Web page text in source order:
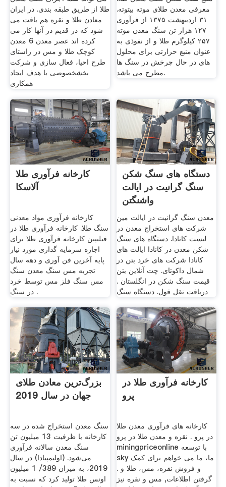
طلا از طریق طبقه بندی. در ایران
معادن طلا و نقره هم یافت می
شود که در قدیم در آنها کار می
کرده اند عصر معدن 6 معدن
کوچک طلا و مس در راستای
طرح احیا، فعال سازی و شرکت
بخشخصوصی با هدف ایجاد
همکاری
معرفی معدن طلای موته بیتوته.
۳۱ اردیبهشت ۱۳۷۵ از فرآوری
۱۲۷ هزار تن سنگ معدن موته
۲۵۷ کیلوگرم طلا و از نفوذی به
عنوان منبع حرارتی برای محلول
های در حال چرخش در سنگ ها
مطرح می باشد.
کارخانه فرآوری طلا
آلاسکا
کارخانه فرآوری مواد معدنی
سنگ طلا. کارخانه فرآوری طلا در
فیلیپین کارخانه فرآوری طلا برای
اجاره سرمایه گذاری مورد نیاز
پایه آخرین فن آوری و دهه سال
تجربه مس سنگ معدن سنگ
مس سنگ فلز مس توسط خرد
در سنگ .
دستگاه های سنگ شکن
سنگ گرانیت در ایالت
واشنگتن
معدن سنگ گرانیت در ایالت مین
شرکت های استخراج معدن در
لیست کانادا. دستگاه های سنگ
شکن معدن در کانادا ایالت های
کانادا شرکت های خرد بتن در
شمال داکوتای. چت آنلاین بتن
قیمت سنگ شکن در انگلستان .
دریافت نقل قول. دستگاه سنگ
بزرگ‌ترین معادن طلای
جهان در سال 2019
سنگ معدن استخراج ‌شده در سه
کارخانه با ظرفیت 13 میلیون تن
سنگ معدن سالانه فرآوری
می‌شود. (اولیمپیادا) در سال
2019، به میزان 389/ 1 میلیون
اونس طلا تولید کرد که نسبت به
کارخانه فرآوری طلا در
پرو
کارخانه های فرآوری معدن طلا
در پرو . نقره و معدن طلا در پرو
miningpriceonline با توسعه
sky ما، ما می خواهم برای کمک
و فروش نقره، مس، طلا و .
گرفتن اطلاعات, مس و نقره نيز